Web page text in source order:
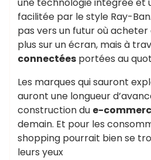
une technologie intégrée et
facilitée par le style Ray-
pas vers un futur où
plus sur un écran, mais à
connectées portées au
Les marques qui sauront
auront une longueur
construction du e-
demain. Et pour les
shopping pourrait bien se
leurs yeux